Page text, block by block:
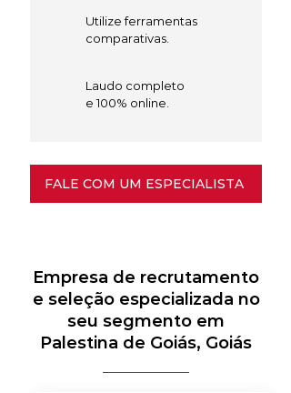
Utilize ferramentas
comparativas.
Laudo completo
e 100% online.
FALE COM UM ESPECIALISTA
Empresa de recrutamento
e seleção especializada no
seu segmento em
Palestina de Goiás, Goiás